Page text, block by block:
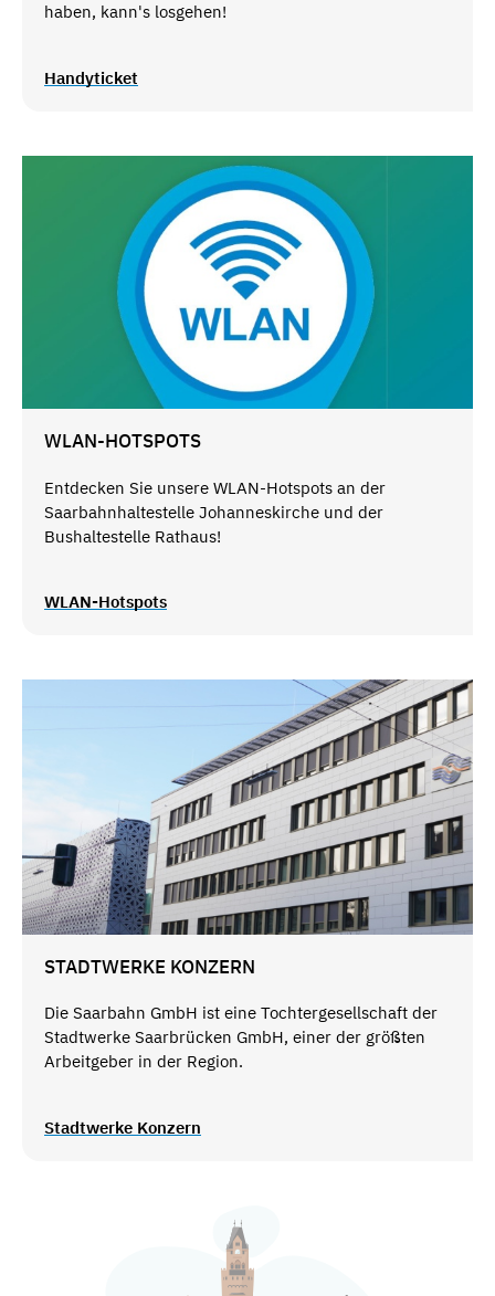
haben, kann's losgehen!
Handyticket
WLAN-HOTSPOTS
Entdecken Sie unsere WLAN-Hotspots an der
Saarbahnhaltestelle Johanneskirche und der
Bushaltestelle Rathaus!
WLAN-Hotspots
STADTWERKE KONZERN
Die Saarbahn GmbH ist eine Tochtergesellschaft der
Stadtwerke Saarbrücken GmbH, einer der größten
Arbeitgeber in der Region.
Stadtwerke Konzern